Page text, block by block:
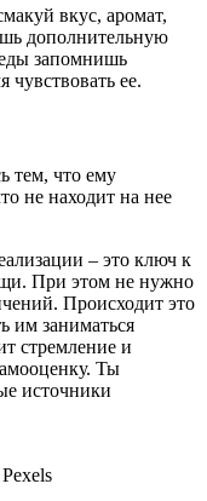
вкус, аромат,
дополнительную
запомнишь
ее.
тем, что ему
не находит на нее
– это ключ к
При этом не нужно
Происходит это
им заниматься
стремление и
Ты
источники